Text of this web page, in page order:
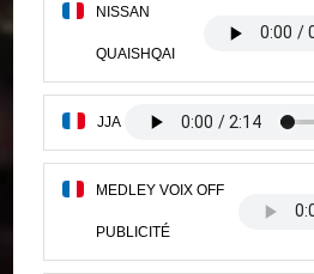
NISSAN
QUAISHQAI
JJA
MEDLEY VOIX OFF
PUBLICITÉ